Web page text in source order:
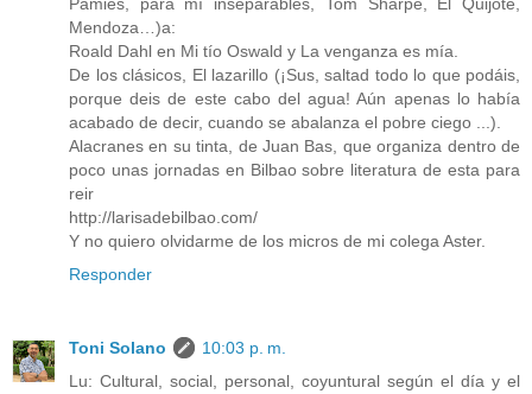
Pamies, para mí inseparables, Tom Sharpe, El Quijote,
Mendoza…)a:
Roald Dahl en Mi tío Oswald y La venganza es mía.
De los clásicos, El lazarillo (¡Sus, saltad todo lo que podáis,
porque deis de este cabo del agua! Aún apenas lo había
acabado de decir, cuando se abalanza el pobre ciego ...).
Alacranes en su tinta, de Juan Bas, que organiza dentro de
poco unas jornadas en Bilbao sobre literatura de esta para
reir
http://larisadebilbao.com/
Y no quiero olvidarme de los micros de mi colega Aster.
Responder
Toni Solano
10:03 p. m.
Lu: Cultural, social, personal, coyuntural según el día y el